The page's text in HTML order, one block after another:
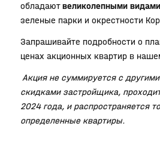
обладаютвеликолепными видами
зеленые парки и окрестности
Запрашивайте подробности о
ценах акционных квартир в
Акция не суммируется с
скидками застройщика,
2024 года, и распространяется
определенные квартиры.